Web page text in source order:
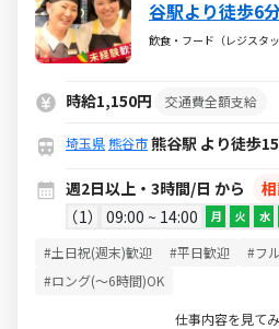
谷駅より徒歩6
チカのお店★週
間に◎
飲食・フード（レジスタッ
時給1,150円 交通費全額支給
埼玉県熊谷市熊谷駅 より徒歩
週2日以上・3時間/日 から
1
09:00 ~ 14:00 月 火 水
#土日祝(週末)歓迎 #平日歓迎
#フ
#ロング(～6時間)OK
仕事内容を見て